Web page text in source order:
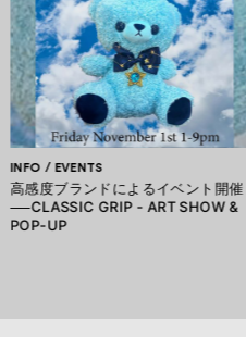
INFO / EVENTS
高感度ブランドによるイベント開催
──CLASSIC GRIP - ART SHOW &
POP-UP